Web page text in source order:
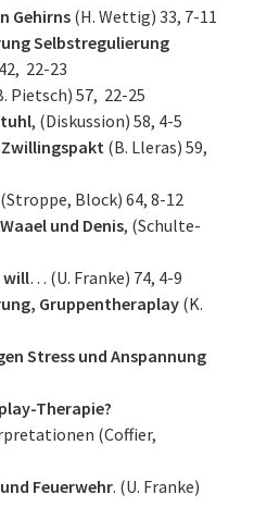
Gehirns (H. Wettig) 33, 7-11
Selbstregulierung
22-23
Pietsch) 57, 22-25
, (Diskussion) 58, 4-5
Zwillingspakt (B. Lleras) 59,
(Stroppe, Block) 64, 8-12
und Denis, (Schulte-
will… (U. Franke) 74, 4-9
Gruppentheraplay (K.
Stress und Anspannung
Therapie?
(Coffier,
Feuerwehr. (U. Franke)